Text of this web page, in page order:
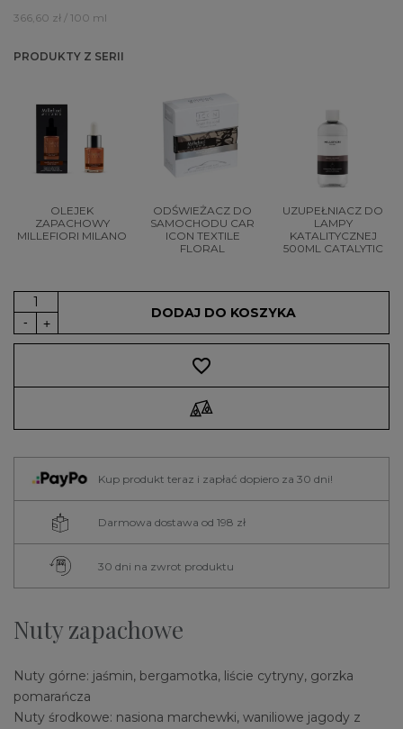
366,60 zł / 100 ml
PRODUKTY Z SERII
OLEJEK
ZAPACHOWY
MILLEFIORI MILANO
ODŚWIEŻACZ DO
SAMOCHODU CAR
ICON TEXTILE
FLORAL
UZUPEŁNIACZ DO
LAMPY
KATALITYCZNEJ
500ML CATALYTIC
DODAJ DO KOSZYKA
favorite_border
Kup produkt teraz i zapłać dopiero za 30 dni!
Darmowa dostawa od 198 zł
30 dni na zwrot produktu
Nuty zapachowe
Nuty górne: jaśmin, bergamotka, liście cytryny, gorzka
pomarańcza
Nuty środkowe: nasiona marchewki, waniliowe jagody z